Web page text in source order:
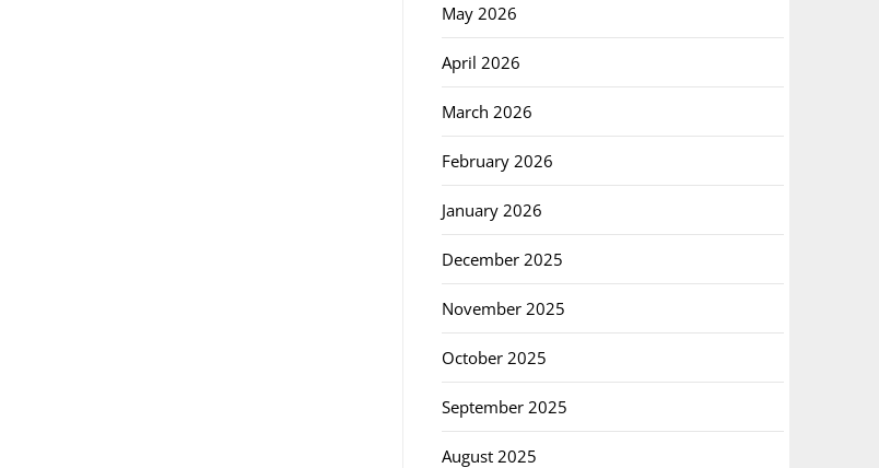
May 2026
April 2026
March 2026
February 2026
January 2026
December 2025
November 2025
October 2025
September 2025
August 2025